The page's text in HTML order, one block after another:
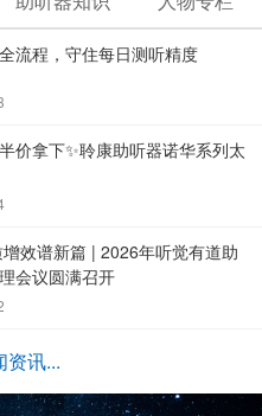
流程，守住每日测听精度
价拿下✨聆康助听器诺华系列太
效谱新篇 | 2026年听觉有道助
会议圆满召开
资讯...